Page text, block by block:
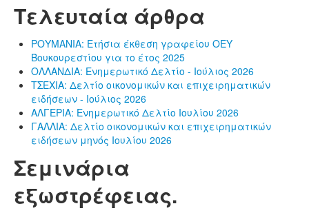
Τελευταία άρθρα
ΡΟΥΜΑΝΙΑ: Ετήσια έκθεση γραφείου ΟΕΥ
Βουκουρεστίου για το έτος 2025
ΟΛΛΑΝΔΙΑ: Ενημερωτικό Δελτίο - Ιούλιος 2026
ΤΣΕΧΙΑ: Δελτίο οικονομικών και επιχειρηματικών
ειδήσεων - Ιούλιος 2026
ΑΛΓΕΡΙΑ: Ενημερωτικό Δελτίο Ιουλίου 2026
ΓΑΛΛΙΑ: Δελτίο οικονομικών και επιχειρηματικών
ειδήσεων μηνός Ιουλίου 2026
Σεμινάρια
εξωστρέφειας.